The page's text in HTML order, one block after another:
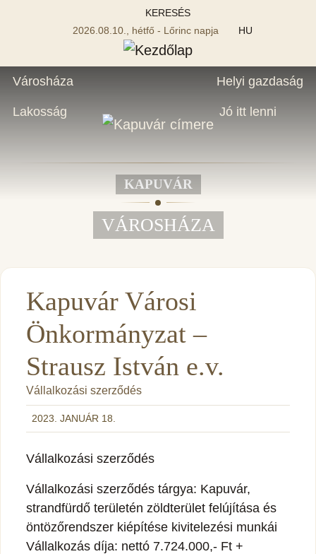
KERESÉS
2026.08.10., hétfő - Lőrinc napja
HU
Városháza
Lakosság
Helyi gazdaság
Jó itt lenni
KAPUVÁR
VÁROSHÁZA
Kapuvár Városi
Önkormányzat –
Strausz István e.v.
Vállalkozási szerződés
2023. JANUÁR 18.
Vállalkozási szerződés
Vállalkozási szerződés tárgya: Kapuvár,
strandfürdő területén zöldterület felújítása és
öntözőrendszer kiépítése kivitelezési munkái
Vállalkozás díja: nettó 7.724.000,- Ft +